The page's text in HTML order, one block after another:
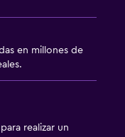
en millones de
para realizar un